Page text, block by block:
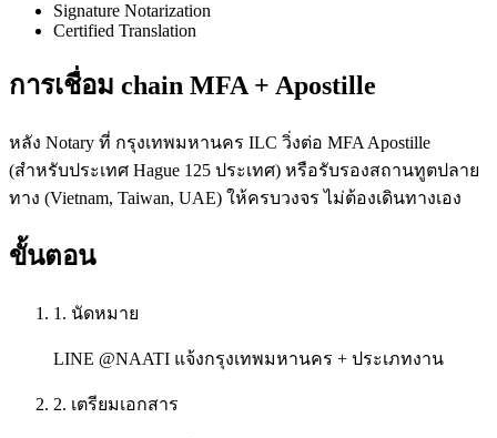
Signature Notarization
Certified Translation
การเชื่อม chain MFA + Apostille
หลัง Notary ที่ กรุงเทพมหานคร ILC วิ่งต่อ MFA Apostille
(สำหรับประเทศ Hague 125 ประเทศ) หรือรับรองสถานทูตปลาย
ทาง (Vietnam, Taiwan, UAE) ให้ครบวงจร ไม่ต้องเดินทางเอง
ขั้นตอน
1. นัดหมาย
LINE @NAATI แจ้งกรุงเทพมหานคร + ประเภทงาน
2. เตรียมเอกสาร